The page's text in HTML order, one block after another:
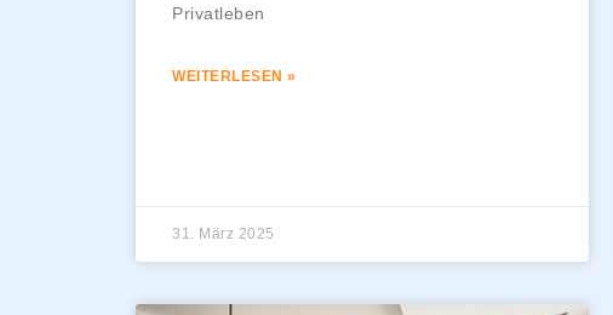
Privatleben
WEITERLESEN »
31. März 2025